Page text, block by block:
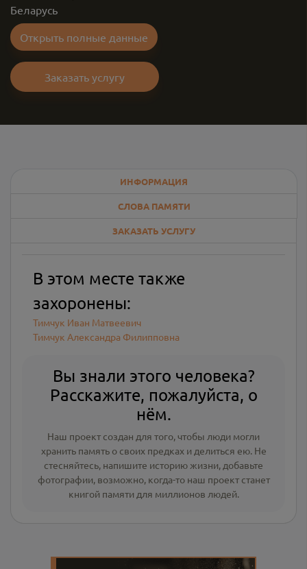
Беларусь
Открыть полные данные
Заказать услугу
ИНФОРМАЦИЯ
СЛОВА ПАМЯТИ
ЗАКАЗАТЬ УСЛУГУ
В этом месте также
захоронены:
Тимчук Иван Матвеевич
Тимчук Александра Филипповна
Вы знали этого человека?
Расскажите, пожалуйста, о
нём.
Наш проект создан для того, чтобы люди могли
хранить память о своих предках и делиться ею. Не
стесняйтесь, напишите историю жизни, добавьте
фотографии, возможно, когда-то наш проект станет
книгой памяти для миллионов людей.